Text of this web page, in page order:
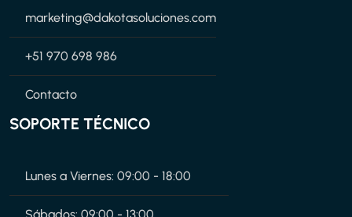
marketing@dakotasoluciones.com
+51 970 698 986
Contacto
SOPORTE TÉCNICO
Lunes a Viernes: 09:00 - 18:00